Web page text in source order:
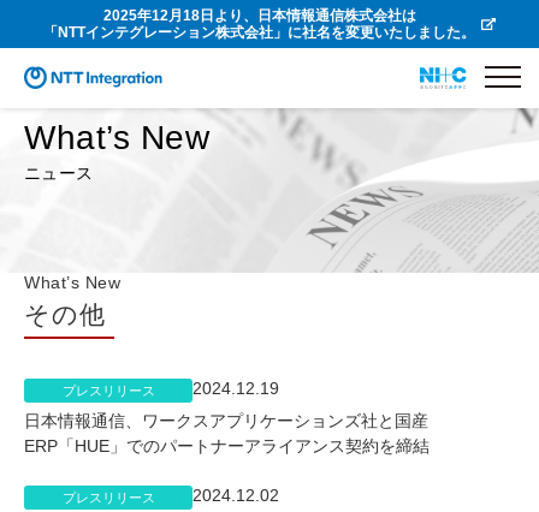
2025年12月18日より、日本情報通信株式会社は
「NTTインテグレーション株式会社」に社名を変更いたしました。
What’s New
ニュース
What’s New
その他
プレスリリース
2024.12.19
日本情報通信、ワークスアプリケーションズ社と国産
ERP「HUE」でのパートナーアライアンス契約を締結
プレスリリース
2024.12.02